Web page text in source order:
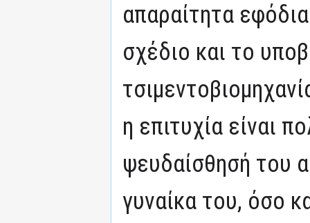
απαραίτητα
σχέδιο και το
η επιτυχία είναι
ψευδαίσθησή του
γυναίκα του, όσο